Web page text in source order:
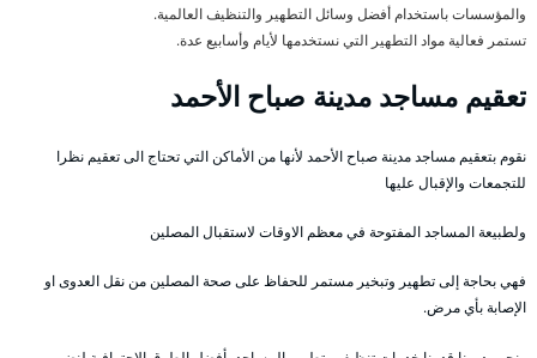
والمؤسسات باستخدام أفضل وسائل التطهير والتنظيف العالمية.
تستمر فعالية مواد التطهير التي نستخدمها لأيام وأسابيع عدة.
تعقيم مساجد مدينة صباح الأحمد
نقوم بتعقيم مساجد مدينة صباح الأحمد لأنها من الأماكن التي تحتاج الى تعقيم نظرا
للتجمعات والإقبال عليها
ولطبيعة المساجد المفتوحة في معظم الاوقات لاستقبال المصلين
فهي بحاجة إلى تطهير وتبخير مستمر للحفاظ على صحة المصلين من نقل العدوى او
الإصابة بأي مرض.